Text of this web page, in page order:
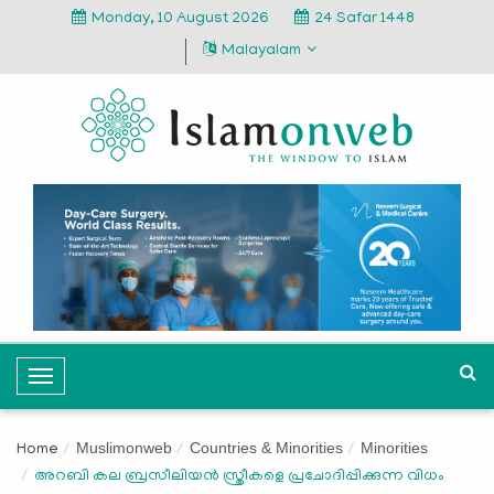
Monday, 10 August 2026
24 Safar 1448
Malayalam
T
o
g
l
Home Muslimonweb Countries & Minorities Minorities
അറബി കല ബ്രസീലിയൻ സ്ത്രീകളെ പ്രചോദിപ്പിക്കുന്ന വിധം